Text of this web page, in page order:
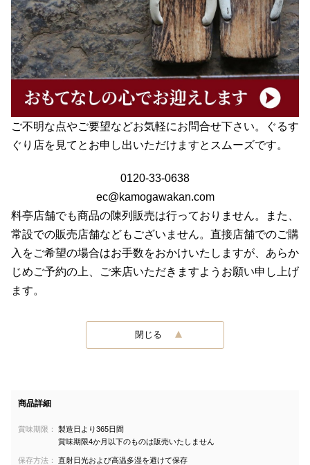
ご不明な点やご要望などお気軽にお問合せ下さい。ぐるす
ぐり店を見てとお申し出いただけますとスムーズです。
0120-33-0638
ec@kamogawakan.com
料亭店舗でも商品の陳列販売は行っておりません。また、
常設での販売店舗などもございません。直接店舗でのご購
入をご希望の場合はお手数をおかけいたしますが、あらか
じめご予約の上、ご来店いただきますようお願い申し上げ
ます。
閉じる
商品詳細
賞味期限：
製造日より365日間
賞味期限4か月以下のものは販売いたしません
保存方法： 直射日光および高温多湿を避けて保存